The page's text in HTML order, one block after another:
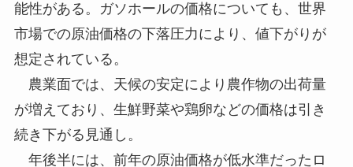
能性がある。ガソホールの価格についても、世界
市場での原油価格の下落圧力により、値下がりが
想定されている。
農業面では、天候の安定により農作物の出荷量
が増えており、生鮮野菜や鶏卵などの価格は引き
続き下がる見通し。
年後半には、前年の原油価格が低水準だったロ